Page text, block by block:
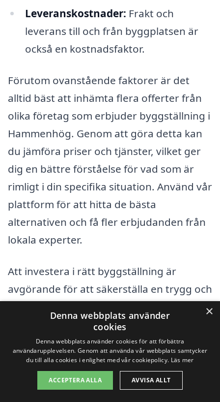
Leveranskostnader: Frakt och
leverans till och från byggplatsen är
också en kostnadsfaktor.
Förutom ovanstående faktorer är det
alltid bäst att inhämta flera offerter från
olika företag som erbjuder byggställning i
Hammenhög. Genom att göra detta kan
du jämföra priser och tjänster, vilket ger
dig en bättre förståelse för vad som är
rimligt i din specifika situation. Använd vår
plattform för att hitta de bästa
alternativen och få fler erbjudanden från
lokala experter.
Att investera i rätt byggställning är
avgörande för att säkerställa en trygg och
information och hjälp från professionella i
Hammenhög kan du säkerställa att ditt
projekt genomförs smidigt och
kostnadseffektivt.
×
Denna webbplats använder
cookies
Denna webbplats använder cookies för att förbättra
användarupplevelsen. Genom att använda vår webbplats samtycker
du till alla cookies i enlighet med vår cookiepolicy. Läs mer
ACCEPTERA ALLA AVVISA ALLT